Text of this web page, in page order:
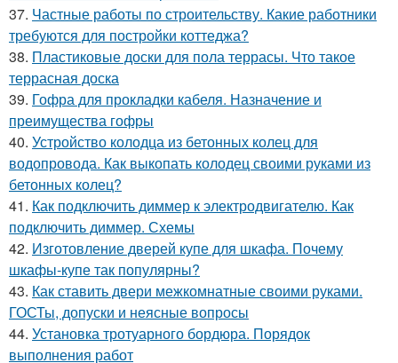
37. Частные работы по строительству. Какие работники
требуются для постройки коттеджа?
38. Пластиковые доски для пола террасы. Что такое
террасная доска
39. Гофра для прокладки кабеля. Назначение и
преимущества гофры
40. Устройство колодца из бетонных колец для
водопровода. Как выкопать колодец своими руками из
бетонных колец?
41. Как подключить диммер к электродвигателю. Как
подключить диммер. Схемы
42. Изготовление дверей купе для шкафа. Почему
шкафы-купе так популярны?
43. Как ставить двери межкомнатные своими руками.
ГОСТы, допуски и неясные вопросы
44. Установка тротуарного бордюра. Порядок
выполнения работ